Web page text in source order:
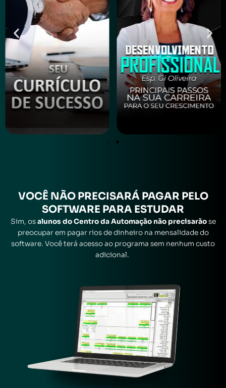
VOCÊ NÃOPRECISARÁ PAGAR PELO
SOFTWARE PARA ESTUDAR
Sim, osalunos do Centro da Automação não precisarãose
preocupar em pagar rios de dinheiro na mensalidade do
software. Você terá acesso ao programa sem nenhum custo
adicional.